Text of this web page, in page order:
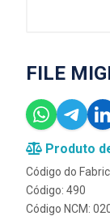
FILE
Produto
Código do
Código: 490
Código NCM: